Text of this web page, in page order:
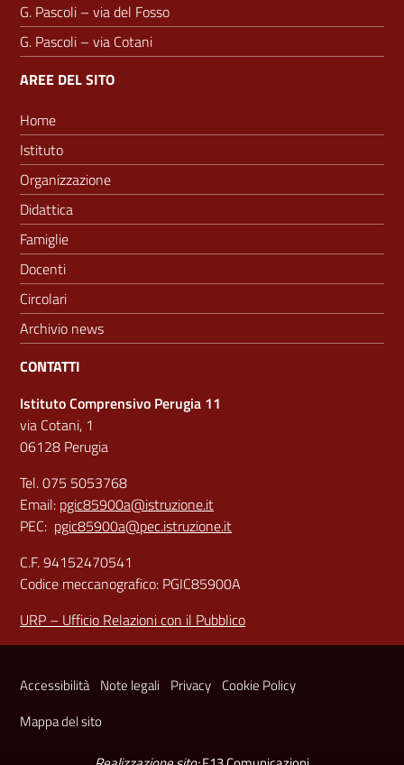
G. Pascoli – via del Fosso
G. Pascoli – via Cotani
AREE DEL SITO
Home
Istituto
Organizzazione
Didattica
Famiglie
Docenti
Circolari
Archivio news
CONTATTI
Istituto Comprensivo Perugia 11
via Cotani, 1
06128 Perugia
Tel. 075 5053768
Email: pgic85900a@istruzione.it
PEC: pgic85900a@pec.istruzione.it
C.F. 94152470541
Codice meccanografico: PGIC85900A
URP – Ufficio Relazioni con il Pubblico
Accessibilità Note legali Privacy Cookie Policy
Mappa del sito